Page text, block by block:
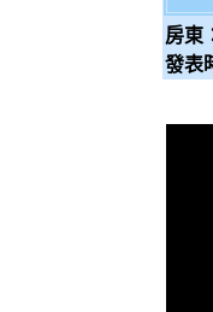
房東
發表